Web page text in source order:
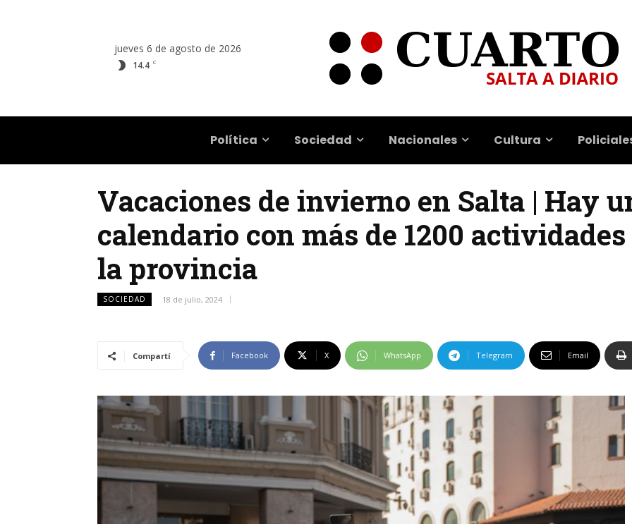
jueves 6 de agosto de 2026
14.4 C
Política Sociedad Nacionales Cultura
Vacaciones de invierno en Salta | Hay
calendario con más de 1200
la provincia
SOCIEDAD 18 de julio, 2024
Compartí Facebook X WhatsApp Telegram Email